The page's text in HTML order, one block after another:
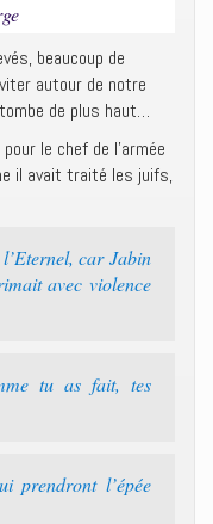
beaucoup de
autour de notre
de plus haut…
le chef de l’armée
il avait traité les juifs,
car Jabin
avec violence
tu as fait, tes
prendront l’épée